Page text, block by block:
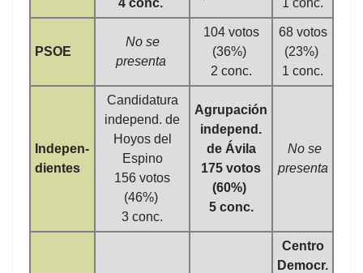
4 conc.
1 conc.
PSOE
No se
presenta
104 votos
(36%)
2 conc.
68 votos
(23%)
1 conc.
Indepen-
dientes
Candidatura
independ. de
Hoyos del
Espino
156 votos
(46%)
3 conc.
Agrupación
independ.
de Ávila
175 votos
(60%)
5 conc.
No se
presenta
Centro
Democr.